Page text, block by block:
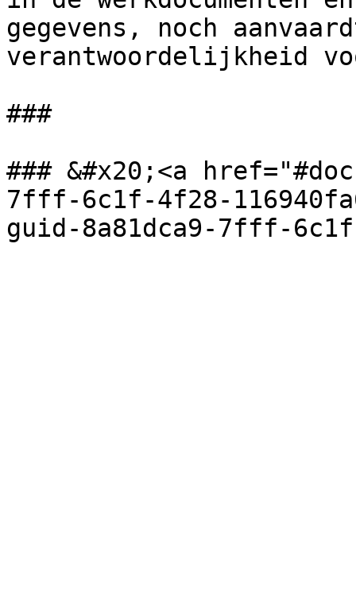
gegevens, noch
verantwoordelijkheid
###
### &#x20;<a
7fff-6c1f-4f28-